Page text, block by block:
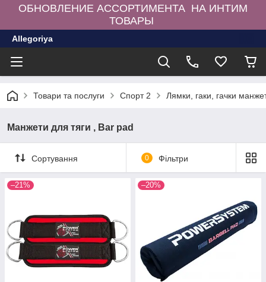
ОБНОВЛЕНИЕ АССОРТИМЕНТА НА ИНТИМ
ТОВАРЫ
Allegoriya
Товари та послуги Спорт 2 Лямки, гаки, гачки
Манжети для тяги , Bar pad
Сортування 0 Фільтри
–21% –20%